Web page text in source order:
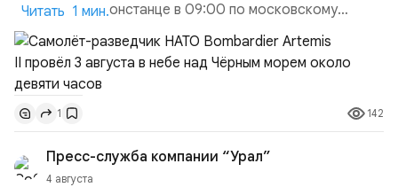
в румынской Констанце в 09:00 по московскому
времени и направился по прямой к турецко-грузинской
границе. На базу самолёт вернулся после 18 часов,
совершив три облёта примерно по одной
траектории.Не исключено, что Artemis II участвовал в
наведени...
Читать 1 мин.
1 142
Пресс-служба компании “Урал”
4 августа